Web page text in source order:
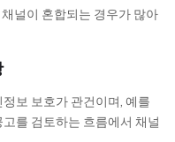
널이 혼합되는 경우가 많아
정보 보호가 관건이며, 예를
를 검토하는 흐름에서 채널